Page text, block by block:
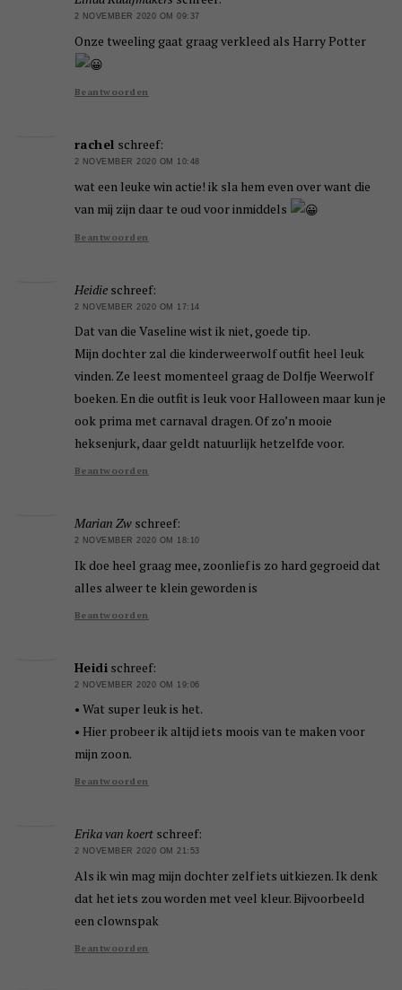
2 NOVEMBER 2020 OM 09:37
Onze tweeling gaat graag verkleed als Harry Potter
Beantwoorden
rachel schreef:
2 NOVEMBER 2020 OM 10:48
wat een leuke win actie! ik sla hem even over want die
van mij zijn daar te oud voor inmiddels
Beantwoorden
Heidie schreef:
2 NOVEMBER 2020 OM 17:14
Dat van die Vaseline wist ik niet, goede tip.
Mijn dochter zal die kinderweerwolf outfit heel leuk
vinden. Ze leest momenteel graag de Dolfje Weerwolf
boeken. En die outfit is leuk voor Halloween maar kun je
ook prima met carnaval dragen. Of zo’n mooie
heksenjurk, daar geldt natuurlijk hetzelfde voor.
Beantwoorden
Marian Zw schreef:
2 NOVEMBER 2020 OM 18:10
Ik doe heel graag mee, zoonlief is zo hard gegroeid dat
alles alweer te klein geworden is
Beantwoorden
Heidi schreef:
2 NOVEMBER 2020 OM 19:06
• Wat super leuk is het.
• Hier probeer ik altijd iets moois van te maken voor
mijn zoon.
Beantwoorden
Erika van koert schreef:
2 NOVEMBER 2020 OM 21:53
Als ik win mag mijn dochter zelf iets uitkiezen. Ik denk
dat het iets zou worden met veel kleur. Bijvoorbeeld
een clownspak
Beantwoorden